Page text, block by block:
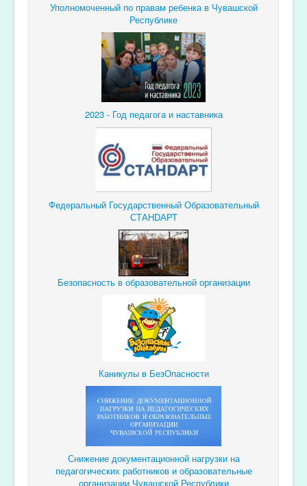
Уполномоченный по правам ребенка в Чувашской
Республике
2023 - Год педагога и наставника
Федеральный Государственный Образовательный
СТАНDАРТ
Безопасность в образовательной организации
Каникулы в БезОпасности
Снижение документационной нагрузки на
педагогических работников и образовательные
организации Чувашской Республики